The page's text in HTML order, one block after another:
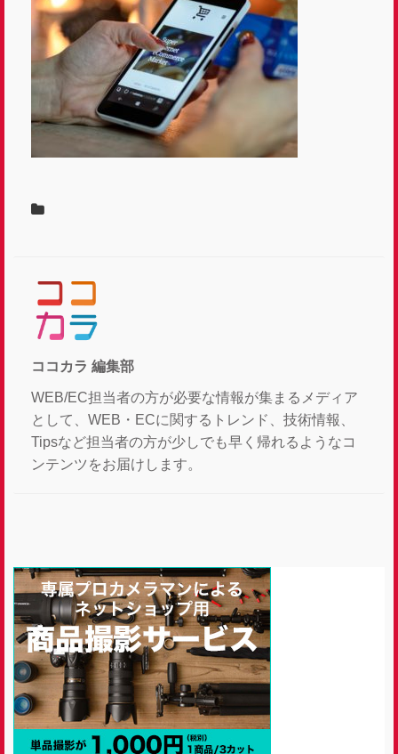
ココカラ 編集部
WEB/EC担当者の方が必要な情報が集まるメディア
として、WEB・ECに関するトレンド、技術情報、
Tipsなど担当者の方が少しでも早く帰れるようなコ
ンテンツをお届けします。